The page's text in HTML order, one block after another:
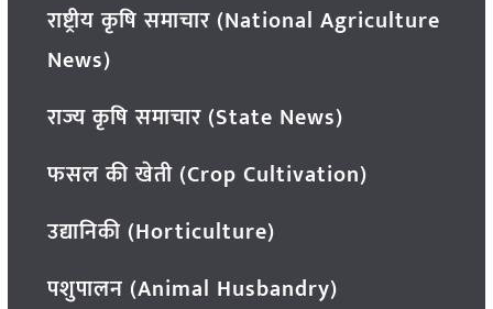
राष्ट्रीय कृषि समाचार (National Agriculture
News)
राज्य कृषि समाचार (State News)
फसल की खेती (Crop Cultivation)
उद्यानिकी (Horticulture)
पशुपालन (Animal Husbandry)